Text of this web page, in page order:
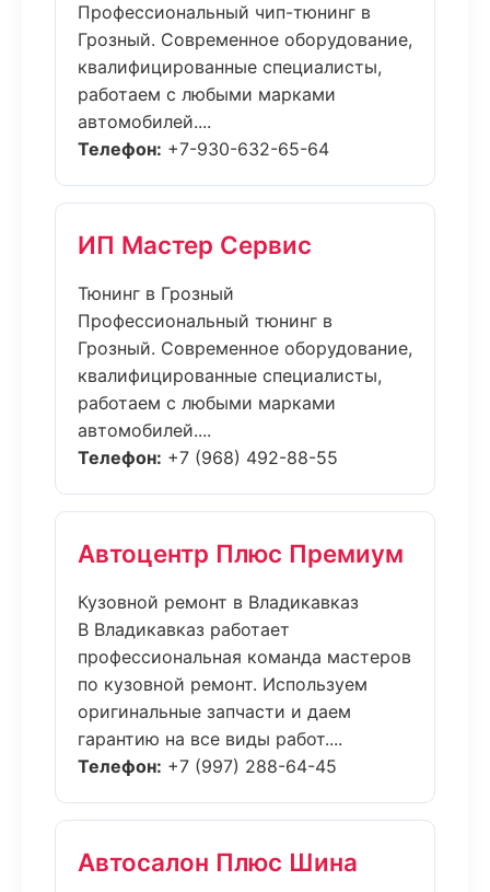
Профессиональный чип-тюнинг в
Грозный. Современное оборудование,
квалифицированные специалисты,
работаем с любыми марками
автомобилей....
Телефон: +7-930-632-65-64
ИП Мастер Сервис
Тюнинг в Грозный
Профессиональный тюнинг в
Грозный. Современное оборудование,
квалифицированные специалисты,
работаем с любыми марками
автомобилей....
Телефон: +7 (968) 492-88-55
Автоцентр Плюс Премиум
Кузовной ремонт в Владикавказ
В Владикавказ работает
профессиональная команда мастеров
по кузовной ремонт. Используем
оригинальные запчасти и даем
гарантию на все виды работ....
Телефон: +7 (997) 288-64-45
Автосалон Плюс Шина